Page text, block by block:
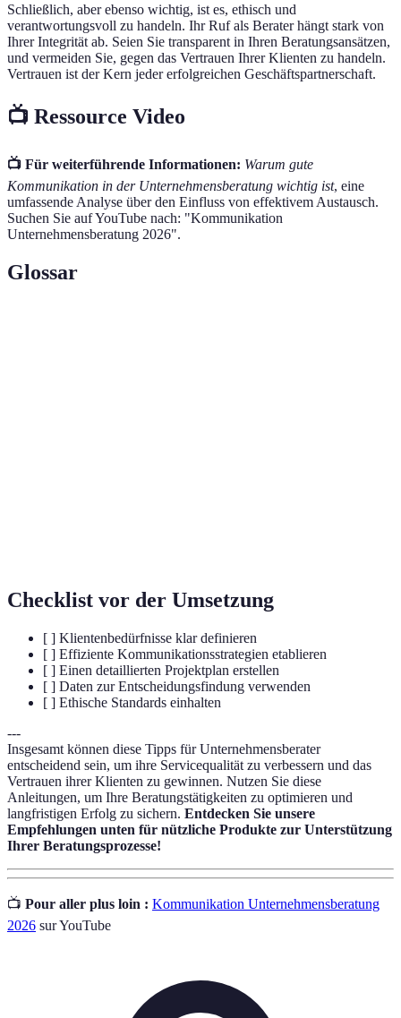
Schließlich, aber ebenso wichtig, ist es, ethisch und
verantwortungsvoll zu handeln. Ihr Ruf als Berater hängt stark von
Ihrer Integrität ab. Seien Sie transparent in Ihren Beratungsansätzen,
und vermeiden Sie, gegen das Vertrauen Ihrer Klienten zu handeln.
Vertrauen ist der Kern jeder erfolgreichen Geschäftspartnerschaft.
📺 Ressource Video
📺 Für weiterführende Informationen: Warum gute
Kommunikation in der Unternehmensberatung wichtig ist, eine
umfassende Analyse über den Einfluss von effektivem Austausch.
Suchen Sie auf YouTube nach: "Kommunikation
Unternehmensberatung 2026".
Glossar
Checklist vor der Umsetzung
[ ] Klientenbedürfnisse klar definieren
[ ] Effiziente Kommunikationsstrategien etablieren
[ ] Einen detaillierten Projektplan erstellen
[ ] Daten zur Entscheidungsfindung verwenden
[ ] Ethische Standards einhalten
---
Insgesamt können diese Tipps für Unternehmensberater
entscheidend sein, um ihre Servicequalität zu verbessern und das
Vertrauen ihrer Klienten zu gewinnen. Nutzen Sie diese
Anleitungen, um Ihre Beratungstätigkeiten zu optimieren und
langfristigen Erfolg zu sichern. Entdecken Sie unsere
Empfehlungen unten für nützliche Produkte zur Unterstützung
Ihrer Beratungsprozesse!
📺 Pour aller plus loin : Kommunikation Unternehmensberatung
2026 sur YouTube